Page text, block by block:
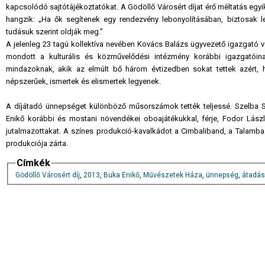
kapcsolódó sajtótájékoztatókat. A Gödöllő Városért díjat érő méltatás
hangzik: „Ha ők segítenek egy rendezvény lebonyolításában,
tudásuk szerint oldják meg.”
A jelenleg 23 tagú kollektíva nevében Kovács Balázs ügyvezető igazgató
mondott a kulturális és közművelődési intézmény korábbi
mindazoknak, akik az elmúlt bő három évtizedben sokat tettek
népszerűek, ismertek és elismertek legyenek.
A díjátadó ünnepséget különböző műsorszámok tették teljessé. Szelba
Enikő korábbi és mostani növendékei oboajátékukkal, férje, Fodor
jutalmazottakat. A színes produkció-kavalkádot a Cimbaliband, a
produkciója zárta.
Címkék
Gödöllő Városért díj, 2013, Buka Enikő, Művészetek Háza, ünnepség, átadás